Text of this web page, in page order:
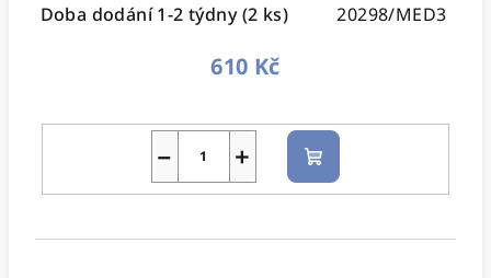
Doba dodání 1-2 týdny(2 ks) 20298/MED3
610 Kč
+
− Do
košíku